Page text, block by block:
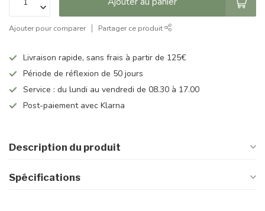
Ajouter pour comparer Partager ce produit
Livraison rapide, sans frais à partir de 125€
Période de réflexion de 50 jours
Service : du lundi au vendredi de 08.30 à 17.00
Post-paiement avec Klarna
Description du produit
Spécifications